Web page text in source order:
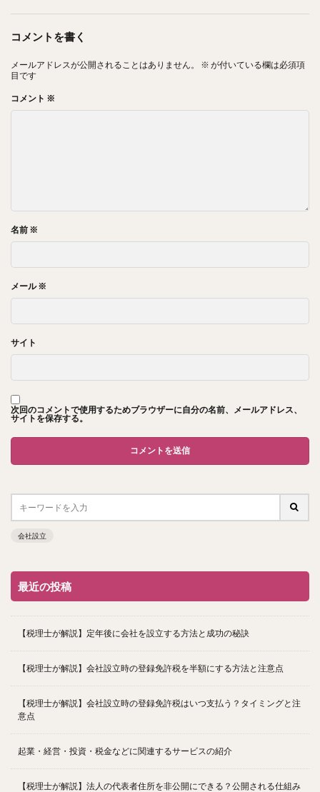
コメントを書く
メールアドレスが公開されることはありません。 ※ が付いている欄は必須項
目です
コメント ※
名前 ※
メール※
サイト
次回のコメントで使用するためブラウザーに自分の名前、メールアドレス、
サイトを保存する。
会社設立
最近の投稿
【税理士が解説】定年後に会社を設立する方法と成功の秘訣
【税理士が解説】会社設立時の登録免許税を半額にする方法と注意点
【税理士が解説】会社設立時の登録免許税はいつ支払う？タイミングと注
意点
起業・経営・投資・税金などに関連するサービスの紹介
【税理士が解説】法人の代表者住所を非公開にできる？公開される仕組み